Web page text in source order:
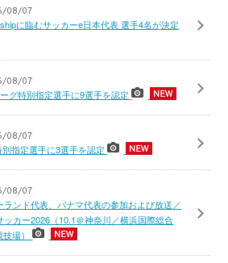
08/07
に臨むサッカーe日本代表 選手4名が決定
08/07
グ特別指定選手に9選手を認定
08/07
別指定選手に3選手を認定
08/07
ンド代表、パナマ代表の参加および放送／
カー2026（10.1＠神奈川／横浜国際総合
技場）